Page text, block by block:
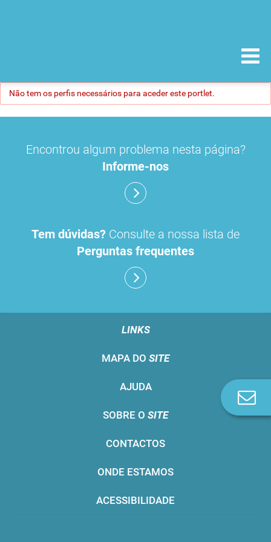
Não tem os perfis necessários para aceder este portlet.
Encontrou algum problema nesta página?
Informe-nos
Tem dúvidas? Consulte a nossa lista de
Perguntas frequentes
LINKS
MAPA DO SITE
AJUDA
SOBRE O SITE
CONTACTOS
ONDE ESTAMOS
ACESSIBILIDADE